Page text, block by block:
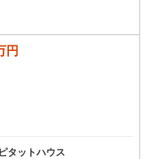
円
タットハウス